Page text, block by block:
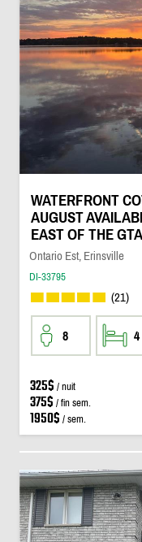
WATERFRONT
AUGUST
EAST OF THE GTA
Ontario Est, Erinsville
DI-33795
(21)
8 4
325$ / nuit
375$ / fin sem.
1950$ / sem.